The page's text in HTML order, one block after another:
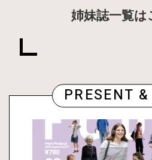
姉妹誌一覧は
PRESENT